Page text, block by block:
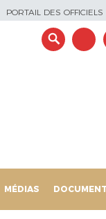
PORTAIL DES OFFICIELS
MÉDIAS